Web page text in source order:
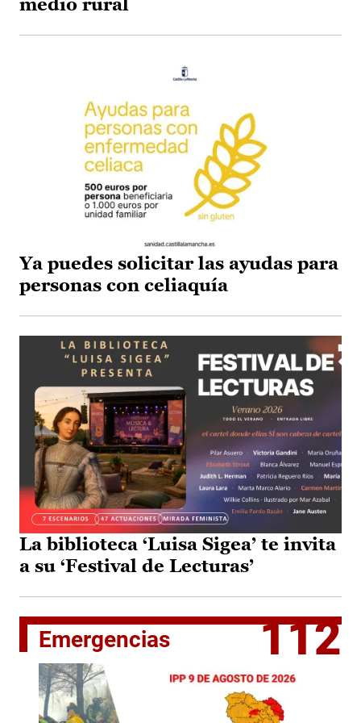
medio rural
Ya puedes solicitar las ayudas para
personas con celiaquía
La biblioteca ‘Luisa Sigea’ te invita
a su ‘Festival de Lecturas’
Emergencias 112